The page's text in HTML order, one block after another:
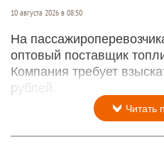
10 августа 2026 в 08:50
На
оптовый поставщик
Компания требует
рублей.
Читать